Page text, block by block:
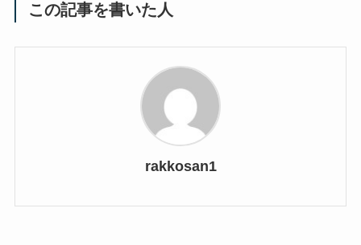
この記事を書いた人
rakkosan1